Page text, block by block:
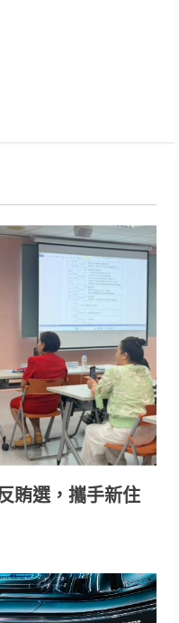
賄選，攜手新住